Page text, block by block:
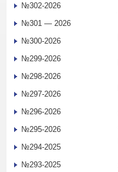
№302-2026
№301 — 2026
№300-2026
№299-2026
№298-2026
№297-2026
№296-2026
№295-2026
№294-2025
№293-2025